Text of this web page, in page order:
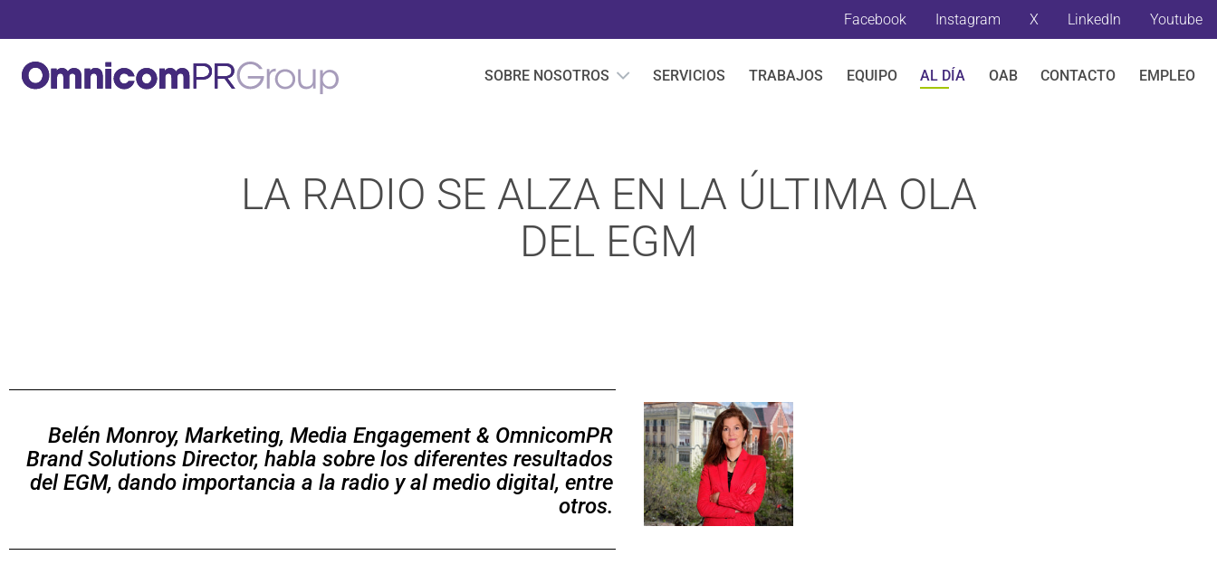
Facebook Instagram X LinkedIn Youtube
SOBRE NOSOTROS SERVICIOS TRABAJOS EQUIPO AL DÍA OAB CONTACTO EMPLEO
LA RADIO SE ALZA EN LA ÚLTIMA OLA
DEL EGM
Belén Monroy, Marketing, Media Engagement & OmnicomPR
Brand Solutions Director, habla sobre los diferentes resultados
del EGM, dando importancia a la radio y al medio digital, entre
otros.